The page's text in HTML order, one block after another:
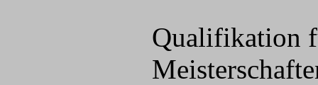
Qualifikation